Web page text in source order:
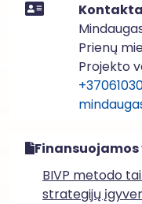
Prienų
Projekto
Finansuojamos
BIVP metodo
strategijų